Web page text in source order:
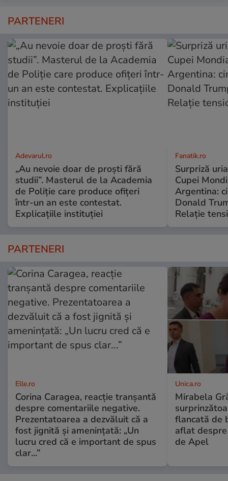
PARTENERI
Adevarul.ro
„Au nevoie doar de proști fără
studii”. Masterul de la Academia
de Poliție care produce ofițeri
într-un an este contestat.
Explicațiile instituției
Fanatik.ro
Surpriză
Cupei
Argentina:
Donald
Relație
PARTENERI
Elle.ro
Corina Caragea, reacție tranșantă
despre comentariile negative.
Prezentatoarea a dezvăluit că a
fost jignită și amenințată: „Un
lucru cred că e important de spus
clar...”
Unica.ro
Mirabela
flancată de
aflat
de Apel